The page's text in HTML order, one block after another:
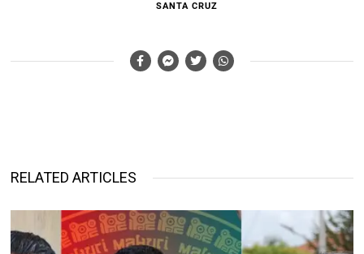
SANTA CRUZ
RELATED ARTICLES